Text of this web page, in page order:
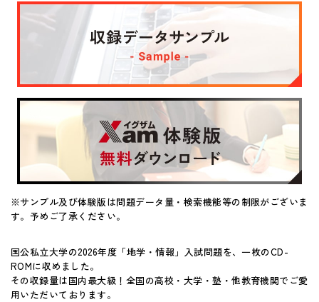
※サンプル及び体験版は問題データ量・検索機能等の制限がございま
す。予めご了承ください。
国公私立大学の2026年度「地学・情報」入試問題を、一枚のCD-
ROMに収めました。
その収録量は国内最大級！全国の高校・大学・塾・他教育機関でご愛
用いただいております。